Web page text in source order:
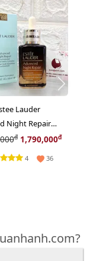
Lauder
Night Repair
chống lão
sâu, 50ml
đ1,790,000đ
4 36